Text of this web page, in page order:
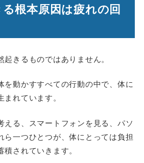
根本原因は疲れの回
きるものではありません。
を動かすすべての行動の中で、体に
れています。
える、スマートフォンを見る、パソ
ら一つひとつが、体にとっては負担
されていきます。